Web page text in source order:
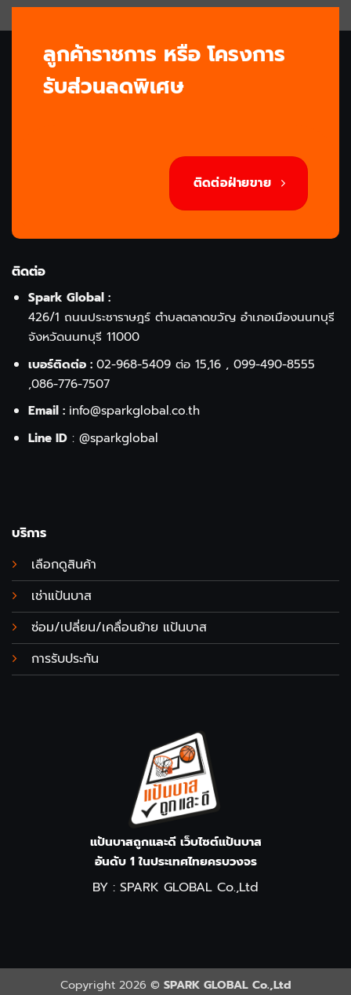
ลูกค้าราชการ หรือ โครงการ
รับส่วนลดพิเศษ
ติดต่อฝ่ายขาย
ติดต่อ
Spark Global :
426/1 ถนนประชาราษฎร์ ตำบลตลาดขวัญ อำเภอเมืองนนทบุรี
จังหวัดนนทบุรี 11000
เบอร์ติดต่อ : 02-968-5409ต่อ 15,16 , 099-490-8555
,086-776-7507
Email : info@sparkglobal.co.th
Line ID: @sparkglobal
บริการ
เลือกดูสินค้า
เช่าแป้นบาส
ซ่อม/เปลี่ยน/เคลื่อนย้าย แป้นบาส
การรับประกัน
แป้นบาสถูกและดี เว็บไซต์แป้นบาส
อันดับ 1 ในประเทศไทยครบวงจร
BY : SPARK GLOBAL Co.,Ltd
Copyright 2026 © SPARK GLOBAL Co.,Ltd